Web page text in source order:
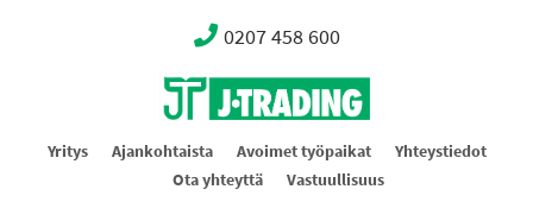
0207 458 600
Oy J-Trading Ab
Yritys Ajankohtaista Avoimet työpaikat
Yhteystiedot
Ota yhteyttä
Vastuullisuus